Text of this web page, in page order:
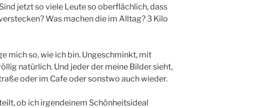
jetzt so viele Leute so oberflächlich, dass
Was machen die im Alltag? 3 Kilo
mich so, wie ich bin. Ungeschminkt, mit
natürlich. Und jeder der meine Bilder sieht,
oder im Cafe oder sonstwo auch wieder.
ob ich irgendeinem Schönheitsideal